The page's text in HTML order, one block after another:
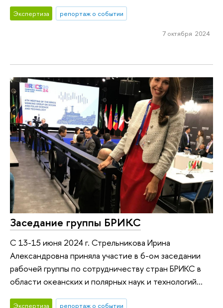
Экспертиза репортаж о событии
7 октября 2024
Заседание группы БРИКС
С 13-15 июня 2024 г. Стрельникова Ирина
Александровна приняла участие в 6-ом заседании
рабочей группы по сотрудничеству стран БРИКС в
области океанских и полярных наук и технологий...
Экспертиза репортаж о событии